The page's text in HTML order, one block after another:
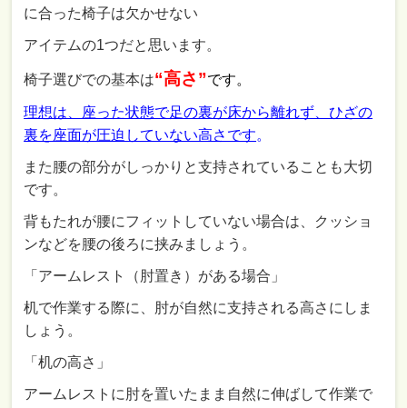
に合った椅子は欠かせない
アイテムの1つだと思います。
椅子選びでの基本は“高さ”です。
理想は、座った状態で足の裏が床から離れず、ひざの
裏を座面が圧迫していない高さです。
また腰の部分がしっかりと支持されていることも大切
です。
背もたれが腰にフィットしていない場合は、クッショ
ンなどを腰の後ろに挟みましょう。
「アームレスト（肘置き）がある場合」
机で作業する際に、肘が自然に支持される高さにしま
しょう。
「机の高さ」
アームレストに肘を置いたまま自然に伸ばして作業で